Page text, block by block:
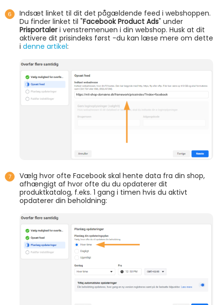
Indsæt linket til dit det pågældende feed i webshoppen.
Du finder linket til "Facebook Product Ads" under
Prisportaler i venstremenuen i din webshop. Husk at dit
aktivere dit prisindeks først -du kan læse mere om dette
i denne artikel:
Vælg hvor ofte Facebook skal hente data fra din shop,
afhængigt af hvor ofte du du opdaterer dit
produktkatalog, f.eks. 1 gang i timen hvis du aktivt
opdaterer din beholdning: